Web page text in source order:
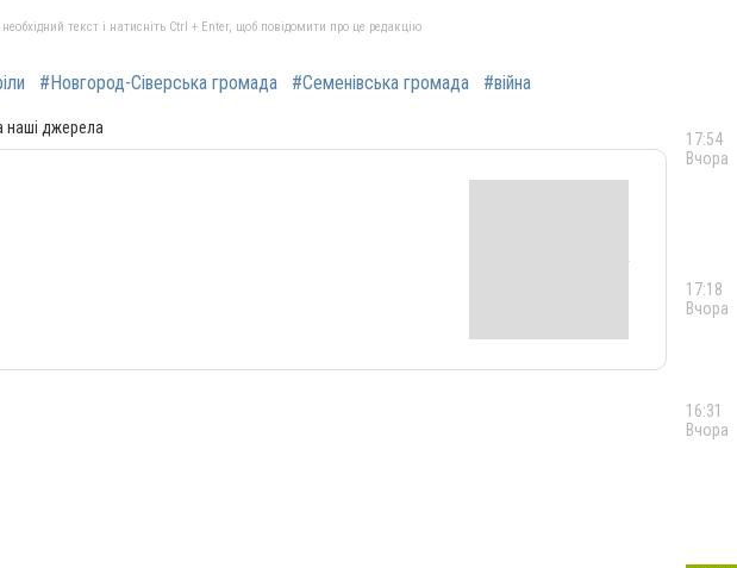
текст і натисніть Ctrl + Enter, щоб повідомити про це редакцію
#Новгород-Сіверська громада #Семенівська громада #війна
наші джерела
17:54
Вчора
17:18
Вчора
16:31
Вчора